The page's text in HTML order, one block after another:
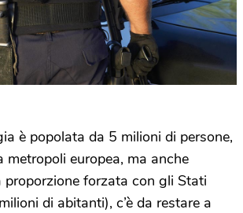
è popolata da 5 milioni di persone,
metropoli europea, ma anche
proporzione forzata con gli Stati
di abitanti), c’è da restare a